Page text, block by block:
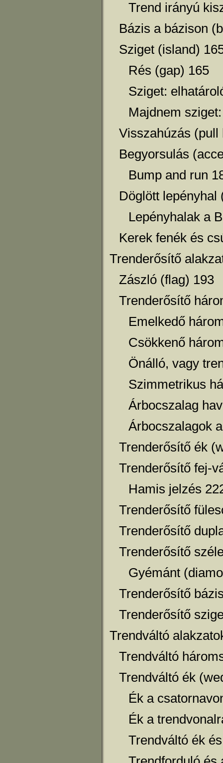
Trend irányú
Bázis a bázison
Sziget (island)
Rés (gap) 165
Sziget:
Majdnem
Visszahúzás (pull
Begyorsulás
Bump and run
Döglött lepényhal
Lepényhalak a
Kerek fenék és
Trenderősítő
Zászló (flag) 193
Trenderősítő
Emelkedő
Csökkenő
Önálló, vagy
Szimmetrikus
Árbocszalag
Árbocszalagok
Trenderősítő ék
Trenderősítő fej-
Hamis jelzés
Trenderősítő
Trenderősítő
Trenderősítő
Gyémánt
Trenderősítő
Trenderősítő
Trendváltó
Trendváltó
Trendváltó ék
Ék a
Ék a
Trendváltó ék